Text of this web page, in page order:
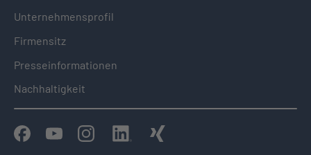
Unternehmensprofil
Firmensitz
Presseinformationen
Nachhaltigkeit